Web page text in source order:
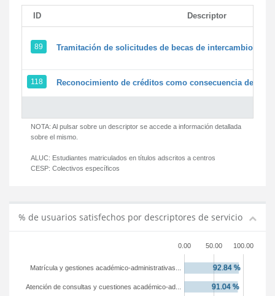
ID Descriptor
89 Tramitación de solicitudes de becas de intercambio
118 Reconocimiento de créditos como consecuencia de un
NOTA: Al pulsar sobre un descriptor se accede a información detallada
sobre el mismo.
ALUC: Estudiantes matriculados en títulos adscritos a centros
CESP: Colectivos específicos
% de usuarios satisfechos por descriptores de servicio
0.00 50.00 100.00
Atención de consultas y cuestiones académico-ad...
Matrícula y gestiones académico-administrativas...